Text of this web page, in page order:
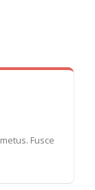
Fusce